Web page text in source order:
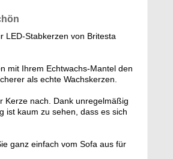
LED-Stabkerzen von Britesta
mit Ihrem Echtwachs-Mantel den
als echte Wachskerzen.
Kerze nach. Dank unregelmäßig
ist kaum zu sehen, dass es sich
ganz einfach vom Sofa aus für